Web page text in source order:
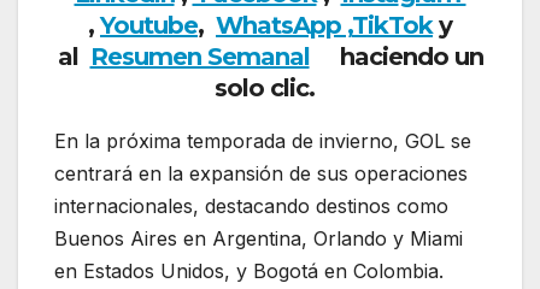
,Youtube, WhatsApp ,TikToky
al Resumen Semanalhaciendo un
solo clic.
En la próxima temporada de invierno, GOL se
centrará en la expansión de sus operaciones
internacionales, destacando destinos como
Buenos Aires en Argentina, Orlando y Miami
en Estados Unidos, y Bogotá en Colombia.